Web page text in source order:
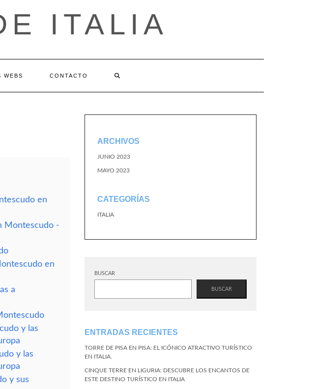
ITALIA
WEBS CONTACTO
en
Montescudo -
en
a
y las
y las
y sus
ARCHIVOS
JUNIO 2023
MAYO 2023
CATEGORÍAS
ITALIA
BUSCAR
BUSCAR
ENTRADAS RECIENTES
TORRE DE PISA EN PISA: EL ICÓNICO ATRACTIVO TURÍSTICO
EN ITALIA.
CINQUE TERRE EN LIGURIA: DESCUBRE LOS ENCANTOS DE
ESTE DESTINO TURÍSTICO EN ITALIA